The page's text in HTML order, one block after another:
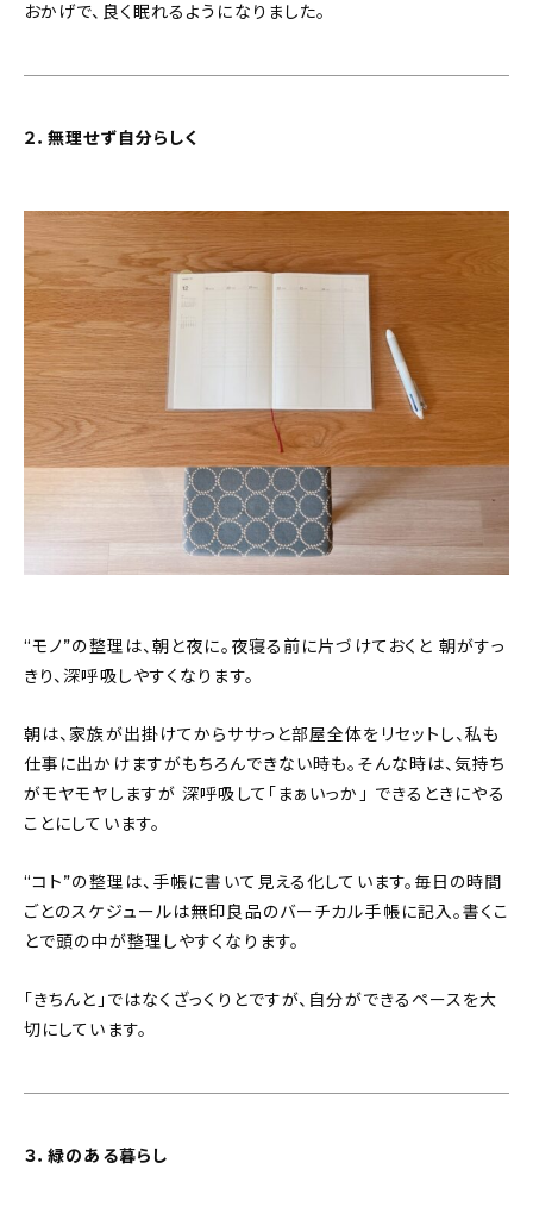
おかげで、良く眠れるようになりました。
２．無理せず自分らしく
“モノ”の整理は、朝と夜に。夜寝る前に片づけておくと 朝がすっ
きり、深呼吸しやすくなります。
朝は、家族が出掛けてからササっと部屋全体をリセットし、私も
仕事に出かけますがもちろんできない時も。そんな時は、気持ち
がモヤモヤしますが 深呼吸して「まぁいっか」 できるときにやる
ことにしています。
“コト”の整理は、手帳に書いて見える化しています。毎日の時間
ごとのスケジュールは無印良品のバーチカル手帳に記入。書くこ
とで頭の中が整理しやすくなります。
「きちんと」ではなくざっくりとですが、自分ができるペースを大
切にしています。
３．緑のある暮らし